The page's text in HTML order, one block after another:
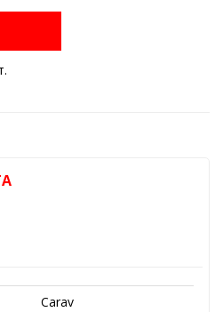
Carav